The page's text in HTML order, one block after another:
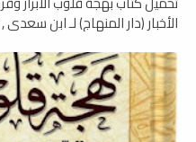
الأخبار (دار المنهاج) لـ ابن سعدي , pdf